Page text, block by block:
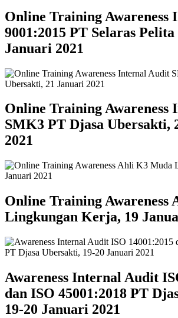
Online Training Awareness
9001:2015 PT Selaras Pelita
Januari 2021
Online Training Awareness
SMK3 PT Djasa Ubersakti,
2021
Online Training Awareness
Lingkungan Kerja, 19
Awareness Internal Audit
dan ISO 45001:2018 PT
19-20 Januari 2021